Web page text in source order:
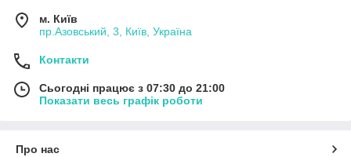
м. Київ
пр.Азовський, 3, Київ, Україна
Контакти
Сьогодні працює з 07:30 до 21:00
Показати весь графік роботи
Про нас